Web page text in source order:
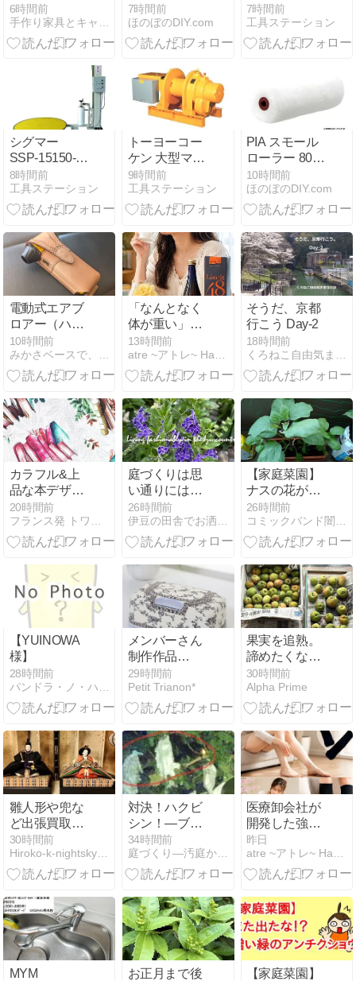
りました。エ
アーツールが
大活躍しまし
6時間前
幅で効率的草
刈り
7時間前
ほのぼのDIY.com
SK-610の魅力
と使い方
7時間前
工具ステーション
シグマー
SSP-15150-
AMで快適包装
作業
8時間前
工具ステーション
トーヨーコー
ケン 大型マイ
ティプラー
MA-20(S)の魅
力と選び方
9時間前
工具ステーション
PIA スモール
ローラー 805-
20A6-24の魅
力と使い方
10時間前
ほのぼのDIY.com
電動式エアブ
ロアー（ハン
ディ暴風機）
が便利だった
ので、専用ケ
みた
10時間前
「なんとなく
体が重い」を
感じたら。2
日間だけの、
自分と向き合
ング体験 リム
イット48
13時間前
そうだ、京都
行こう Day-2
18時間前
カラフル&上
品な本デザイ
ンのヨーロッ
パインテリア
ファブリック
20時間前
庭づくりは思
い通りにはい
かない・・・
10年前の夢と
10年後の現実
26時間前
【家庭菜園】
ナスの花が咲
いたよ！
26時間前
【YUINOWA
様】
28時間前
メンバーさん
制作作品
2026⑪
29時間前
Petit Trianon*
果実を追熟。
諦めたくない
“ 果実酒とジ
ャム作り ”
30時間前
Alpha Prime
雛人形や兜な
ど出張買取し
てもらった査
定額はいか
に？！
30時間前
Hiroko-k-nightsky’sRoom
対決！ハクビ
シン！―ブド
ウを死守でき
るのかッ
34時間前
庭づくり―汚庭からの挑戦状
医療卸会社が
開発した強圧
着圧ソックス
リニューアル
版で試してみ
昨日
atre ~アトレ~ Hand made
MYM
お正月まで後
【家庭菜園】